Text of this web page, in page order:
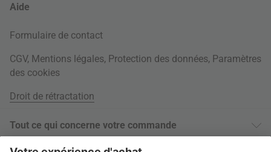
Aide
Formulaire de contact
CGV, Mentions légales, Protection des données, Paramètres
des cookies
Droit de rétractation
Tout ce qui concerne votre commande